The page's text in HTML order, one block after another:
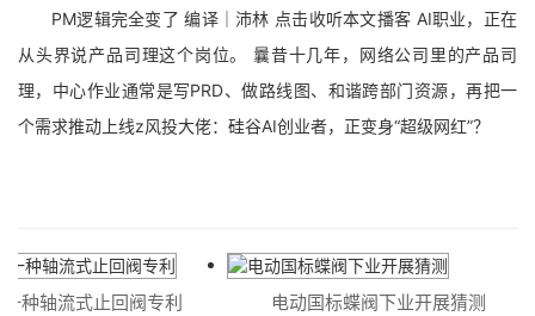
PM逻辑完全变了 编译｜沛林 点击收听本文播客 AI职业，正在
从头界说产品司理这个岗位。 曩昔十几年，网络公司里的产品司
理，中心作业通常是写PRD、做路线图、和谐跨部门资源，再把一
个需求推动上线z风投大佬：硅谷AI创业者，正变身“超级网红”？
流式止回阀专利 电动国标蝶阀下业开展猜测